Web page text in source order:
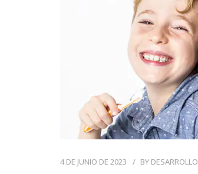
4 DE JUNIO DE 2023 BY DESARROLLO